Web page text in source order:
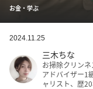
お金・学ぶ
2024.11.25
三木ちな
お掃除クリン
アドバイザー1
ャリスト、歴